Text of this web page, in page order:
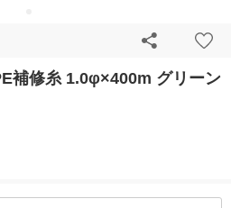
補修糸 1.0φ×400m グリーン